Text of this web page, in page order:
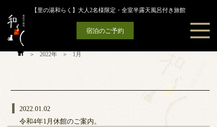
content
【里の湯和らく】大人2名様限定・全室半露天風呂付き旅館
宿泊のご予約
＞ 2022年 ＞ 1月
2022.01.02
令和4年1月休館のご案内。